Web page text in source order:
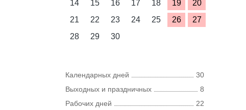
14
15 16 17 18 19
20
21
22 23 24 25 26
27
28
29 30
Календарных дней
30
Выходных и праздничных
8
Рабочих дней
22